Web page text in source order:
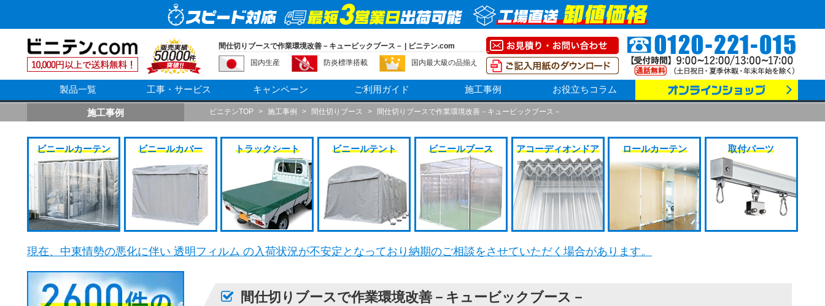
間仕切りブースで作業環境改善－キュービックブース－ | ビニテン.com
国内生産
防炎標準搭載 国内最大級の品揃え
製品一覧 工事・サービス キャンペーン ご利用ガイド 施工事例 お役立ちコラム
施工事例 ビニテンTOP > 施工事例 > 間仕切りブース > 間仕切りブースで作業環境改善－キュービックブース－
ビニールカーテン ビニールカバー トラックシート ビニールテント ビニールブース アコーディオンドア ロールカーテン 取付パーツ
現在、中東情勢の悪化に伴い 透明フィルム の入荷状況が不安定となっており納期のご相談をさせていただく場合があります。
間仕切りブースで作業環境改善－キュービックブース－